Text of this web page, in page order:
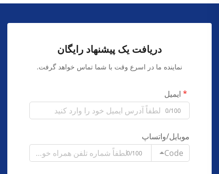
دریافت یک پیشنهاد رایگان
نماینده ما در اسرع وقت با شما تماس خواهد گرفت.
ایمیل
0/100
موبایل/واتساپ
Code
0/100